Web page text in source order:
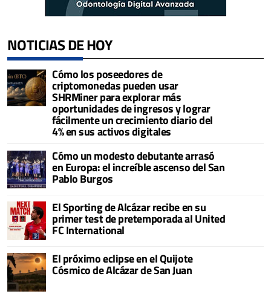
NOTICIAS DE HOY
Cómo los poseedores de
criptomonedas pueden usar
SHRMiner para explorar más
oportunidades de ingresos y lograr
fácilmente un crecimiento diario del
4% en sus activos digitales
Cómo un modesto debutante arrasó
en Europa: el increíble ascenso del San
Pablo Burgos
El Sporting de Alcázar recibe en su
primer test de pretemporada al United
FC International
El próximo eclipse en el Quijote
Cósmico de Alcázar de San Juan